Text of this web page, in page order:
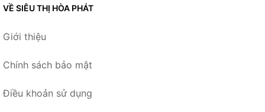
VỀ SIÊU THỊ HÒA PHÁT
Giới thiệu
Chính sách bảo mật
Điều khoản sử dụng